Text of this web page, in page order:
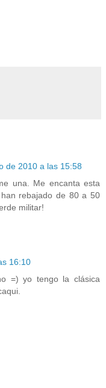
de 2010 a las 15:58
una. Me encanta esta
rebajado de 80 a 50
militar!
16:10
=) yo tengo la clásica